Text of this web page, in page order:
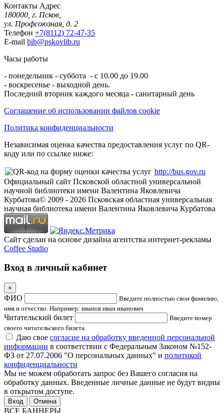
Контакты Адрес
180000, г. Псков,
ул. Профсоюзная, д. 2
Телефон +7(8112) 72-47-35
E-mail bib@pskovlib.ru
Часы работы
- понедельник - суббота - с 10.00 до 19.00
- воскресенье - выходной день.
Последний вторник каждого месяца - санитарный день
Соглашение об использовании файлов cookie
Политика конфиденциальности
Независимая оценка качества предоставления услуг по QR-
коду или по ссылке ниже:
http://bus.gov.ru
Официальный сайт Псковской областной универсальной
научной библиотеки имени Валентина Яковлевича
Курбатова© 2009 - 2026 Псковская областная универсальная
научная библиотека имени Валентина Яковлевича Курбатова
Сайт сделан на основе дизайна агентства интернет-рекламы
Coffee Studio
Вход в личный кабинет
×
ФИО
Введите полностью свои фамилию,
имя и отчество. Например: иванов иван иванович
Читательский билет
Введите номер
своего читательского билета.
Даю свое согласие на обработку введенной персональной
информации в соответствии с Федеральным Законом №152-
ФЗ от 27.07.2006 "О персональных данных" и политикой
конфиденциальности
Мы не можем обработать запрос без Вашего согласия на
обработку данных. Введенные личные данные не будут видны
в открытом доступе.
Отмена
ВСЕ БАННЕРЫ